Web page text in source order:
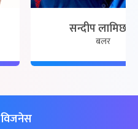
सन्दीप लामिछाने
बलर
विजनेस